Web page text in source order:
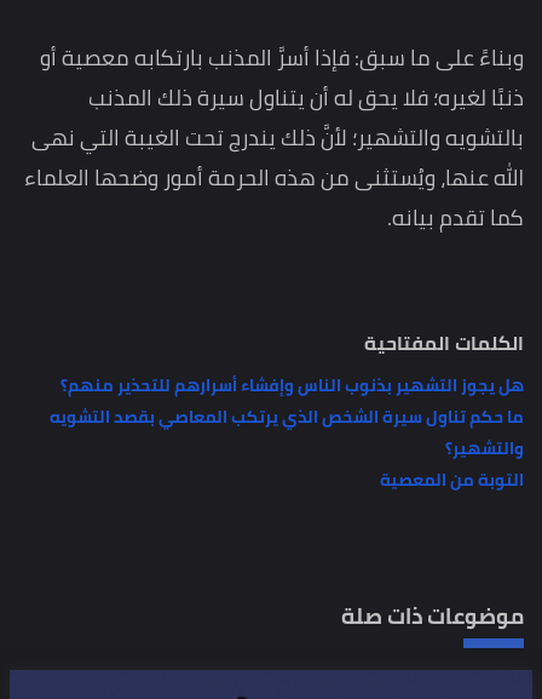
وبناءً على ما سبق: فإذا أسرَّ المذنب بارتكابه معصية أو
ذنبًا لغيره؛ فلا يحق له أن يتناول سيرة ذلك المذنب
بالتشويه والتشهير؛ لأنَّ ذلك يندرج تحت الغيبة التي نهى
الله عنها، ويُستثنى من هذه الحرمة أمور وضحها العلماء
كما تقدم بيانه.
الكلمات المفتاحية
هل يجوز التشهير بذنوب الناس وإفشاء أسرارهم للتحذير منهم؟
ما حكم تناول سيرة الشخص الذي يرتكب المعاصي بقصد التشويه
والتشهير؟
التوبة من المعصية
موضوعات ذات صلة